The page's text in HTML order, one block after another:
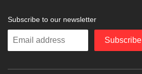
Subscribe to our newsletter
Enter
Subscribe